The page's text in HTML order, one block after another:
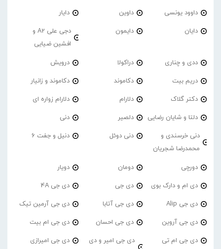
داوود یونسی داوین دایار
دایان دایمون
دجی علی A2 و
افشین ضیایی
ددی و چناری دراکولا درویش
دریم بیت دکاموند دکاموند و زانیار
دکتر گلاک دلارام دلارام زواره ای
دلتا و شایان رضایی دلصیر دنی
دنی خرسندی و
محمدرضا شجریان
دنی دوئل دنیل و جفت 6
دورچی دومان دویار
دی ام و دارک بوی دی جی دی جی 4A
دی جی Alip دی جی آتابا دی جی آرمین تیک
دی جی آروین دی جی احسان دی جی ام بیت
دی جی ام تی
دی جی امیر و دی
دی جی امیرازی